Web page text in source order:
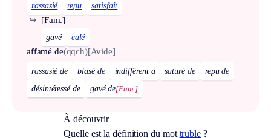
rassasié repu satisfait
[Fam.]
↪
gavé calé
affamé de(qqch)[Avide]
rassasié de blasé de indifférent à saturé de
repu de
désintéressé de
gavé de[Fam.]
À découvrir
Quelle est la définition du mot truble ?